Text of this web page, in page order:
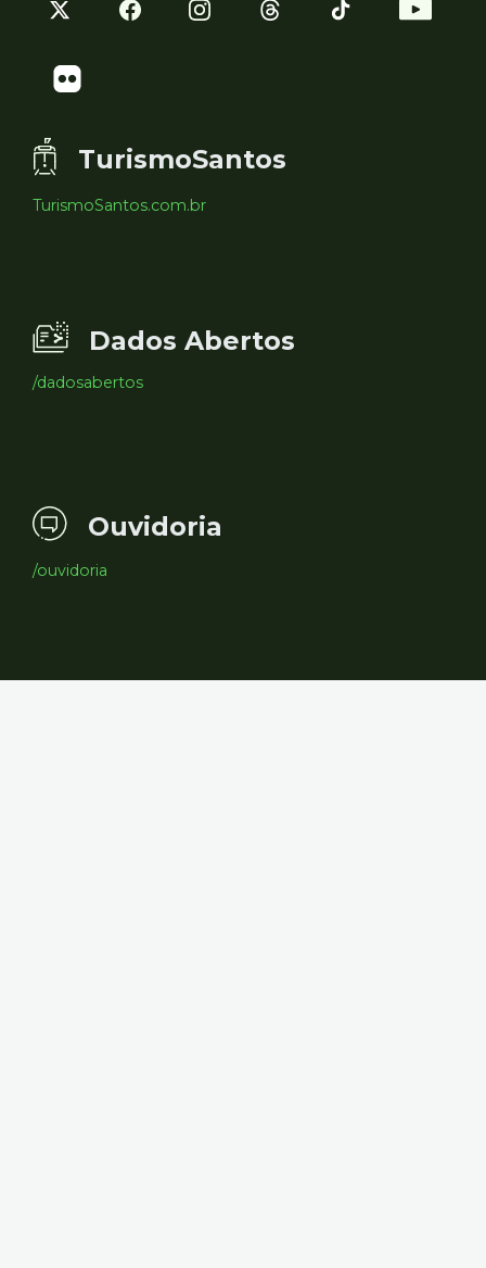
TurismoSantos
TurismoSantos.com.br
Dados Abertos
/dadosabertos
Ouvidoria
/ouvidoria